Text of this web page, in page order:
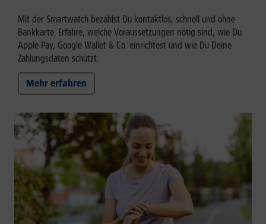
Mit der Smartwatch bezahlst Du kontaktlos, schnell und ohne
Bankkarte. Erfahre, welche Voraussetzungen nötig sind, wie Du
Apple Pay, Google Wallet & Co. einrichtest und wie Du Deine
Zahlungsdaten schützt.
Mehr erfahren